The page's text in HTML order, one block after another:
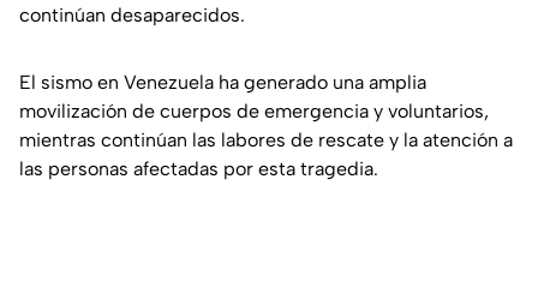
continúan desaparecidos.
El sismo en Venezuela ha generado una amplia
movilización de cuerpos de emergencia y voluntarios,
mientras continúan las labores de rescate y la atención a
las personas afectadas por esta tragedia.